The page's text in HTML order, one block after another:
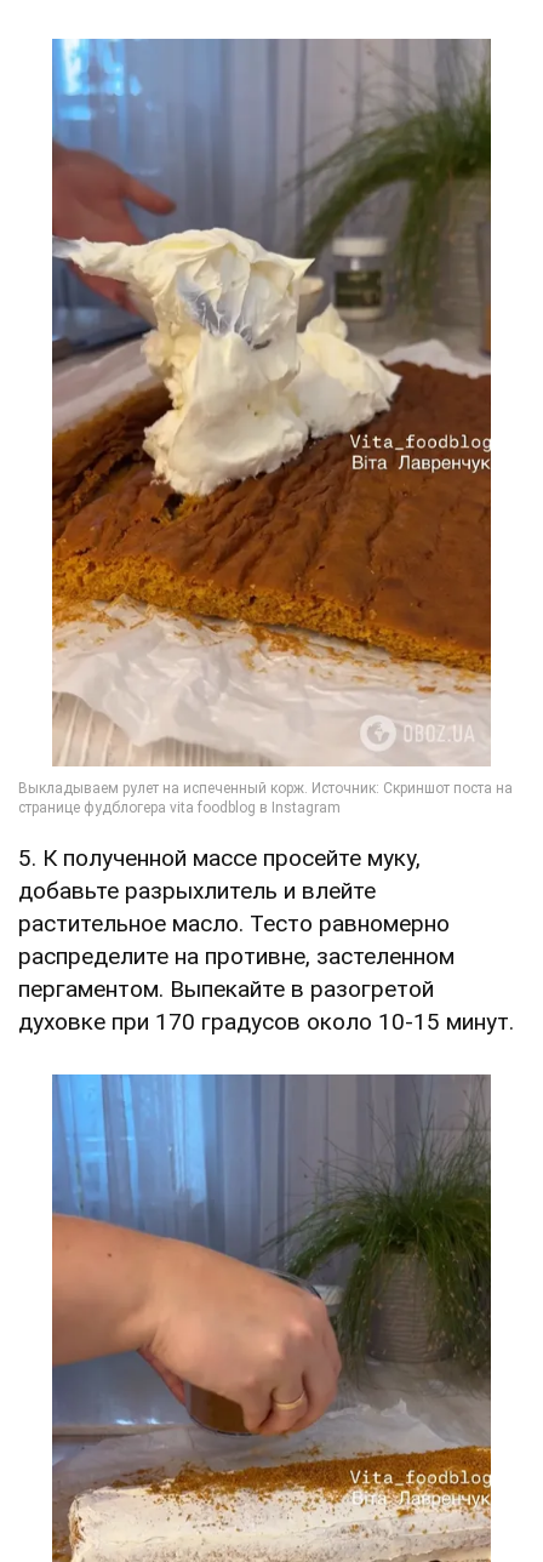
5. К полученной массе просейте муку,
добавьте разрыхлитель и влейте
растительное масло. Тесто равномерно
распределите на противне, застеленном
пергаментом. Выпекайте в разогретой
духовке при 170 градусов около 10-15 минут.